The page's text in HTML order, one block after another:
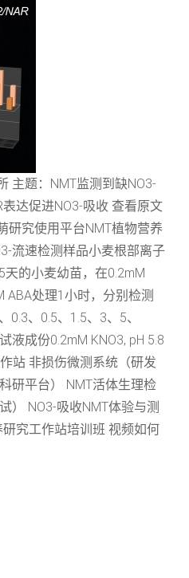
主题：NMT监测到缺NO3-
达促进NO3-吸收 查看原文
研究使用平台NMT植物营养
流速检测样品小麦根部离子
的小麦幼苗，在0.2mM
ABA处理1小时，分别检测
0.3、0.5、1.5、3、5、
液成份0.2mM KNO3, pH 5.8
站 非损伤微测系统（研发
研平台） NMT活体生理检
） NO3-吸收NMT体验与测
究工作站培训班 视频如何